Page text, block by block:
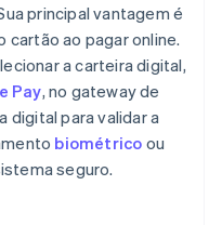
principal vantagem é
cartão ao pagar online.
a carteira digital,
Pay, no gateway de
digital para validar a
biométrico ou
seguro.